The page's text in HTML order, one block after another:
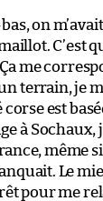
on
C’est
me
terrain, je
est
à Sochaux,
même
Le
pour me